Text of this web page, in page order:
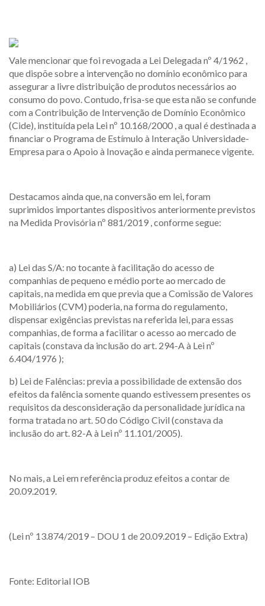
Vale mencionar que foi revogada a Lei Delegada nº 4/1962 ,
que dispõe sobre a intervenção no domínio econômico para
assegurar a livre distribuição de produtos necessários ao
consumo do povo. Contudo, frisa-se que esta não se confunde
com a Contribuição de Intervenção de Domínio Econômico
(Cide), instituída pela Lei nº 10.168/2000 , a qual é destinada a
financiar o Programa de Estímulo à Interação Universidade-
Empresa para o Apoio à Inovação e ainda permanece vigente.
Destacamos ainda que, na conversão em lei, foram
suprimidos importantes dispositivos anteriormente previstos
na Medida Provisória nº 881/2019 , conforme segue:
a) Lei das S/A: no tocante à facilitação do acesso de
companhias de pequeno e médio porte ao mercado de
capitais, na medida em que previa que a Comissão de Valores
Mobiliários (CVM) poderia, na forma do regulamento,
dispensar exigências previstas na referida lei, para essas
companhias, de forma a facilitar o acesso ao mercado de
capitais (constava da inclusão do art. 294-A à Lei nº
6.404/1976 );
b) Lei de Falências: previa a possibilidade de extensão dos
efeitos da falência somente quando estivessem presentes os
requisitos da desconsideração da personalidade jurídica na
forma tratada no art. 50 do Código Civil (constava da
inclusão do art. 82-A à Lei nº 11.101/2005).
No mais, a Lei em referência produz efeitos a contar de
20.09.2019.
(Lei nº 13.874/2019 – DOU 1 de 20.09.2019 – Edição Extra)
Fonte: Editorial IOB